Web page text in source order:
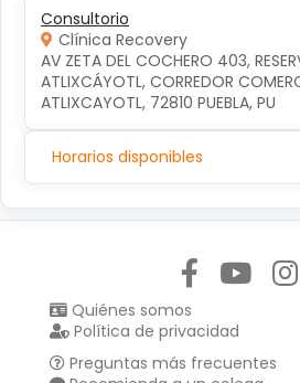
Consultorio
Clínica Recovery
AV ZETA DEL COCHERO 403,
ATLIXCÁYOTL, CORREDOR
ATLIXCAYOTL, 72810 PUEBLA, PU
Horarios disponibles
Quiénes somos
Política de privacidad
Preguntas más frecuentes